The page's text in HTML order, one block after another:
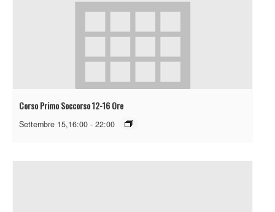
Corso Primo Soccorso 12-16 Ore
Settembre 15,16:00 - 22:00